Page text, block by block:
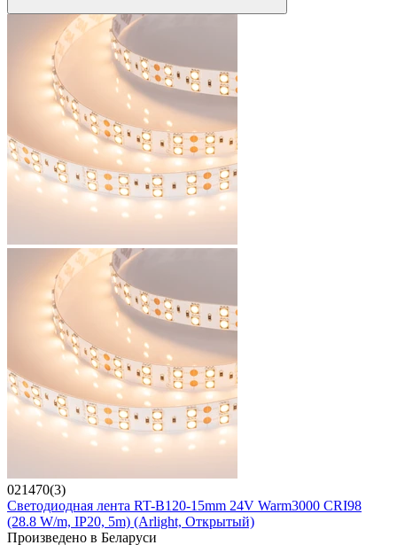
021470(3)
Светодиодная лента RT-B120-15mm 24V Warm3000 CRI98
(28.8 W/m, IP20, 5m) (Arlight, Открытый)
Произведено в Беларуси